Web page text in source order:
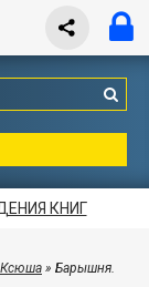
КНИГ
» Барышня.